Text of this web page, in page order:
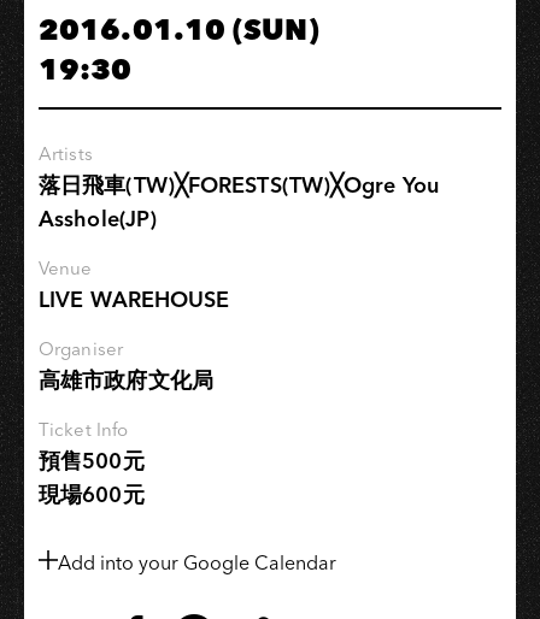
ピ
カ
デ
シ
Release
Tour
2016.01.10 (SUN)
19:30
Artists
落日飛車(TW)╳FORESTS(TW)╳Ogre You
Asshole(JP)
Venue
LIVE WAREHOUSE
Organiser
高雄市政府文化局
Ticket Info
預售500元
現場600元
Add into your Google Calendar